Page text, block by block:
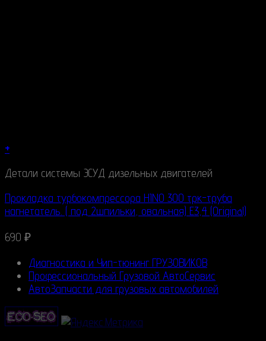
+
Детали системы ЭСУД дизельных двигателей
Прокладка турбокомпрессора HINO 300 трк-труба
нагнетатель. ( под 2шпильки, овальная) E3,4 (Original)
690 ₽
Диагностика и Чип-тюнинг ГРУЗОВИКОВ
Профессиональный Грузовой АвтоСервис
АвтоЗапчасти для грузовых автомобилей